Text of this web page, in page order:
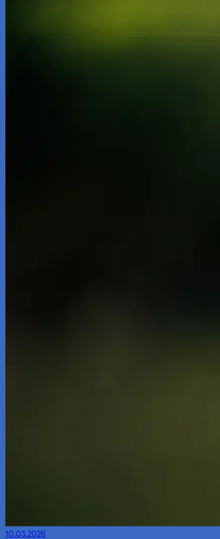
10.03.2026